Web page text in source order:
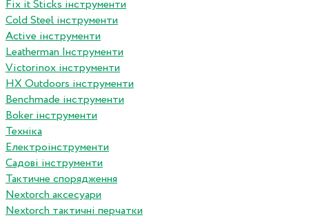
Fix it Sticks інструменти
Сold Steel інструменти
Active інструменти
Leatherman Інструменти
Victorinox інструменти
HX Outdoors інструменти
Benchmade інструменти
Boker інструменти
Техніка
Електроінструменти
Садові інструменти
Тактичне спорядження
Nextorch аксесуари
Nextorch тактичні перчатки